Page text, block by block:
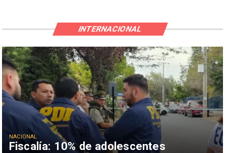
Fiscalía: 10% de adolescentes
NACIONAL
INTERNACIONAL